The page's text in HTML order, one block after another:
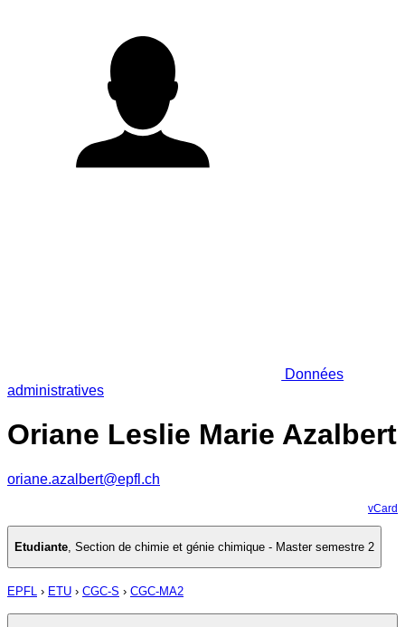
Données
administratives
Oriane Leslie Marie Azalbert
oriane.azalbert@epfl.ch
vCard
Etudiante, Section de chimie et génie chimique - Master semestre 2
EPFL › ETU › CGC-S › CGC-MA2